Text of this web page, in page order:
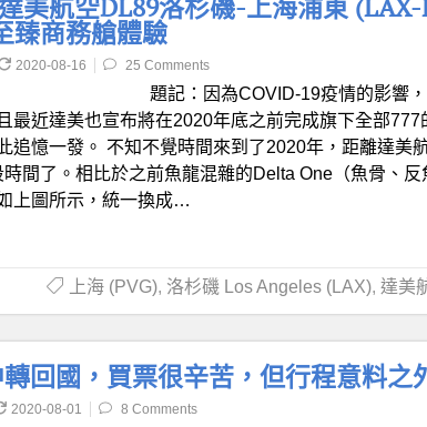
航空DL89洛杉磯-上海浦東 (LAX-
臻商務艙體驗
2020-08-16 25 Comments
題記：因為COVID-19疫情的影響
最近達美也宣布將在2020年底之前完成旗下全部777
追憶一發。 不知不覺時間來到了2020年，距離達美
間了。相比於之前魚龍混雜的Delta One（魚骨、
上圖所示，統一換成…
上海 (PVG), 洛杉磯 Los Angeles (LAX), 達美
回國，買票很辛苦，但行程意料之
2020-08-01 8 Comments